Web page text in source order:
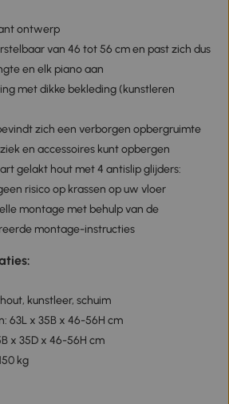
ontwerp
van 46 tot 56 cm en past zich dus
en elk piano aan
met dikke bekleding (kunstleren
zich een verborgen opbergruimte
en accessoires kunt opbergen
gelakt hout met 4 antislip glijders:
risico op krassen op uw vloer
montage met behulp van de
montage-instructies
kunstleer, schuim
63L x 35B x 46-56H cm
x 35D x 46-56H cm
kg